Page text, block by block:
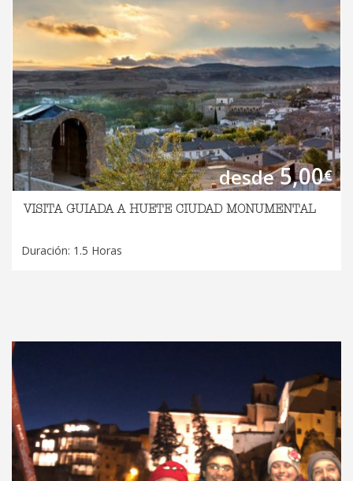
desde5,00€
VISITA GUIADA A HUETE CIUDAD MONUMENTAL
Duración: 1.5 Horas